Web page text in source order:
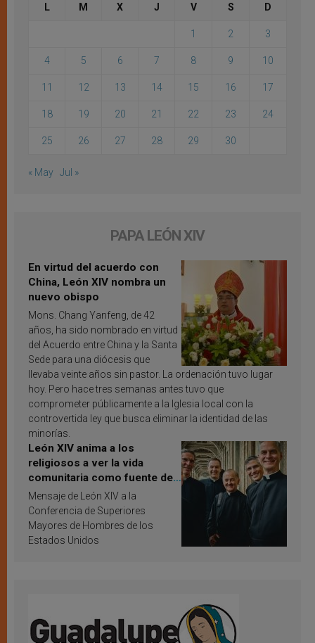
L M X J V S D
1 2 3
4 5 6 7 8 9 10
11 12 13 14 15 16 17
18 19 20 21 22 23 24
25 26 27 28 29 30
« May Jul »
PAPA LEÓN XIV
En virtud del acuerdo con
China, León XIV nombra un
nuevo obispo
Mons. Chang Yanfeng, de 42
años, ha sido nombrado en virtud
del Acuerdo entre China y la Santa
Sede para una diócesis que
llevaba veinte años sin pastor. La ordenación tuvo lugar
hoy. Pero hace tres semanas antes tuvo que
comprometer públicamente a la Iglesia local con la
controvertida ley que busca eliminar la identidad de las
minorías.
León XIV anima a los
religiosos a ver la vida
comunitaria como fuente de
inspiración y santificación
Mensaje de León XIV a la
Conferencia de Superiores
Mayores de Hombres de los
Estados Unidos